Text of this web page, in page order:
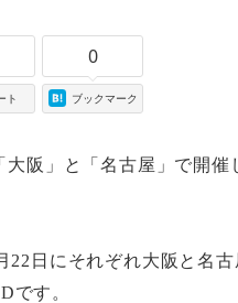
ト
0
ブックマーク
大阪」と「名古屋」で開
22 日にそれぞれ大阪と名
です。